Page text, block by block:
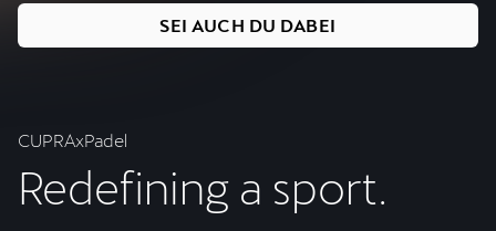
SEI AUCH DU DABEI
CUPRAxPadel
Redefining a sport.